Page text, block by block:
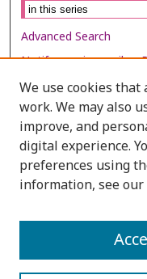
Advanced Search
Notify me via email or
Browse
Collections
Disciplines
Authors
We use cookies
work. We may also
improve, and
digital experience.
preferences using
information, see our